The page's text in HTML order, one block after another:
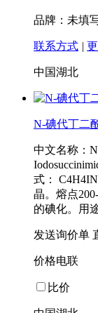
品牌：未填
联系方式 |
中国湖北
N-碘代丁二
中文名称：
式：
晶。熔点
的碘化。用
发送询价单
价格电联
比价